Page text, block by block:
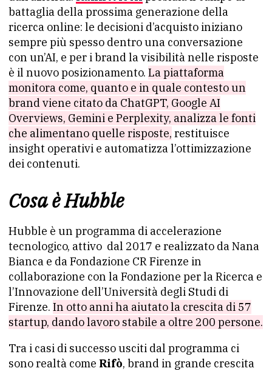
battaglia della prossima generazione della
ricerca online: le decisioni d’acquisto iniziano
sempre più spesso dentro una conversazione
con un’AI, e per i brand la visibilità nelle risposte
è il nuovo posizionamento. La piattaforma
monitora come, quanto e in quale contesto un
brand viene citato da ChatGPT, Google AI
Overviews, Gemini e Perplexity, analizza le fonti
che alimentano quelle risposte, restituisce
insight operativi e automatizza l’ottimizzazione
dei contenuti.
Cosa è Hubble
Hubble è un programma di accelerazione
tecnologico, attivo dal 2017 e realizzato da Nana
Bianca e da Fondazione CR Firenze in
collaborazione con la Fondazione per la Ricerca e
l’Innovazione dell’Università degli Studi di
Firenze. In otto anni ha aiutato la crescita di 57
startup, dando lavoro stabile a oltre 200 persone.
Tra i casi di successo usciti dal programma ci
sono realtà come Rifò, brand in grande crescita